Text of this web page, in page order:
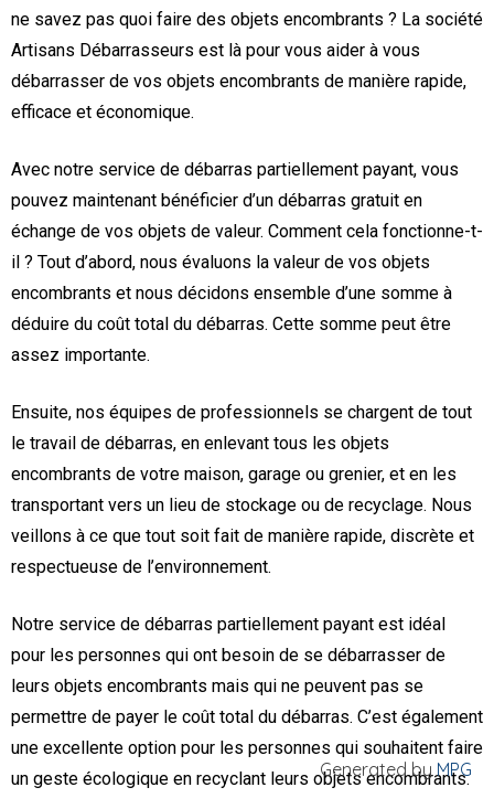
ne savez pas quoi faire des objets encombrants ? La société
Artisans Débarrasseurs est là pour vous aider à vous
débarrasser de vos objets encombrants de manière rapide,
efficace et économique.
Avec notre service de débarras partiellement payant, vous
pouvez maintenant bénéficier d’un débarras gratuit en
échange de vos objets de valeur. Comment cela fonctionne-t-
il ? Tout d’abord, nous évaluons la valeur de vos objets
encombrants et nous décidons ensemble d’une somme à
déduire du coût total du débarras. Cette somme peut être
assez importante.
Ensuite, nos équipes de professionnels se chargent de tout
le travail de débarras, en enlevant tous les objets
encombrants de votre maison, garage ou grenier, et en les
transportant vers un lieu de stockage ou de recyclage. Nous
veillons à ce que tout soit fait de manière rapide, discrète et
respectueuse de l’environnement.
Notre service de débarras partiellement payant est idéal
pour les personnes qui ont besoin de se débarrasser de
leurs objets encombrants mais qui ne peuvent pas se
permettre de payer le coût total du débarras. C’est également
une excellente option pour les personnes qui souhaitent faire
un geste écologique en recyclant leurs objets encombrants.
Generated byMPG